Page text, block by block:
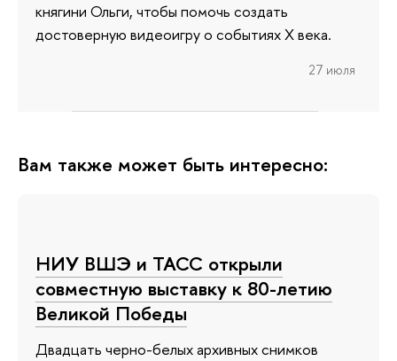
княгини Ольги, чтобы помочь создать
достоверную видеоигру о событиях X века.
27 июля
Вам также может быть интересно:
НИУ ВШЭ и ТАСС открыли
совместную выставку к 80-летию
Великой Победы
Двадцать черно-белых архивных снимков